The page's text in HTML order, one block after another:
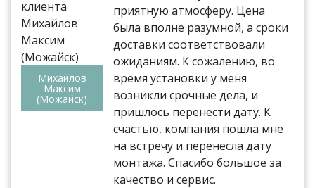
Михайлов
Максим
(Можайск)
приятную атмосферу. Цена
была вполне разумной, а сроки
доставки соответствовали
ожиданиям. К сожалению, во
время установки у меня
возникли срочные дела, и
пришлось перенести дату. К
счастью, компания пошла мне
на встречу и перенесла дату
монтажа. Спасибо большое за
качество и сервис.